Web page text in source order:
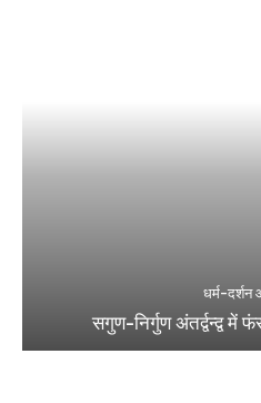
धर्म-
सगुण-निर्गुण अंतर्द्वन्द्व में